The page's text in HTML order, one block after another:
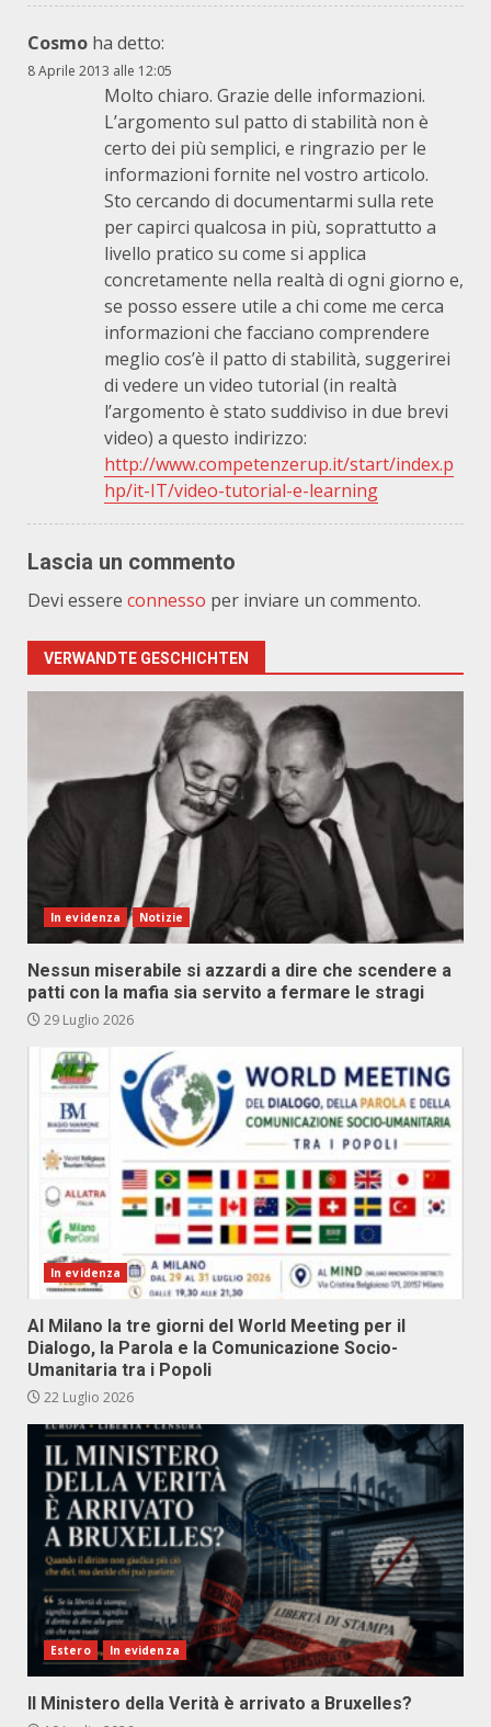
Cosmo ha detto:
8 Aprile 2013 alle 12:05
Molto chiaro. Grazie delle informazioni.
L’argomento sul patto di stabilità non è
certo dei più semplici, e ringrazio per le
informazioni fornite nel vostro articolo.
Sto cercando di documentarmi sulla rete
per capirci qualcosa in più, soprattutto a
livello pratico su come si applica
concretamente nella realtà di ogni giorno e,
se posso essere utile a chi come me cerca
informazioni che facciano comprendere
meglio cos’è il patto di stabilità, suggerirei
di vedere un video tutorial (in realtà
l’argomento è stato suddiviso in due brevi
video) a questo indirizzo:
http://www.competenzerup.it/start/index.p
hp/it-IT/video-tutorial-e-learning
Lascia un commento
Devi essere connesso per inviare un commento.
VERWANDTE GESCHICHTEN
In evidenza Notizie
Nessun miserabile si azzardi a dire che scendere a
patti con la mafia sia servito a fermare le stragi
29 Luglio 2026
In evidenza
Al Milano la tre giorni del World Meeting per il
Dialogo, la Parola e la Comunicazione Socio-
Umanitaria tra i Popoli
22 Luglio 2026
Estero In evidenza
Il Ministero della Verità è arrivato a Bruxelles?